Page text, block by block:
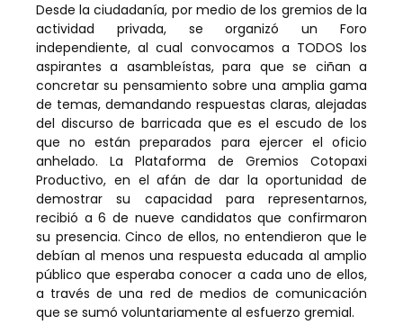
Desde la ciudadanía, por medio de los gremios de la
actividad privada, se organizó un Foro
independiente, al cual convocamos a TODOS los
aspirantes a asambleístas, para que se ciñan a
concretar su pensamiento sobre una amplia gama
de temas, demandando respuestas claras, alejadas
del discurso de barricada que es el escudo de los
que no están preparados para ejercer el oficio
anhelado. La Plataforma de Gremios Cotopaxi
Productivo, en el afán de dar la oportunidad de
demostrar su capacidad para representarnos,
recibió a 6 de nueve candidatos que confirmaron
su presencia. Cinco de ellos, no entendieron que le
debían al menos una respuesta educada al amplio
público que esperaba conocer a cada uno de ellos,
a través de una red de medios de comunicación
que se sumó voluntariamente al esfuerzo gremial.